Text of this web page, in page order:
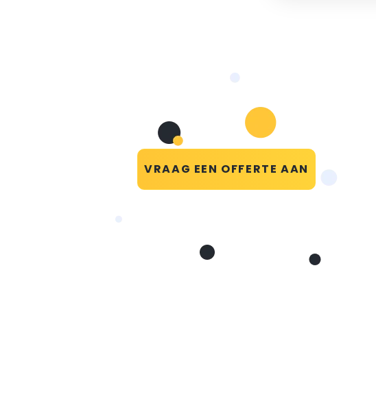
VRAAG EEN OFFERTE AAN